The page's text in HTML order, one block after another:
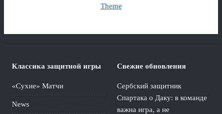
Theme
Классика защитной игры
«Сухие» Матчи
News
Свежие обновления
Сербский защитник
Спартака о Даку: в команде
важна игра, а не